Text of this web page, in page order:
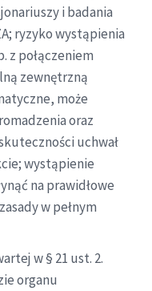
i badania
ryzyko wystąpienia
z połączeniem
zewnętrzną
może
oraz
uchwał
wystąpienie
na prawidłowe
w pełnym
w § 21 ust. 2.
organu